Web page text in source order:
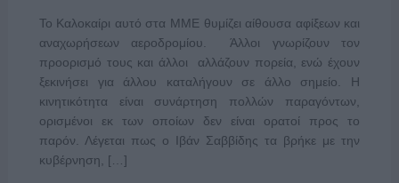
Το Καλοκαίρι αυτό στα ΜΜΕ θυμίζει αίθουσα αφίξεων και
αναχωρήσεων αεροδρομίου. Άλλοι γνωρίζουν τον
προορισμό τους και άλλοι αλλάζουν πορεία, ενώ έχουν
ξεκινήσει για άλλου καταλήγουν σε άλλο σημείο. Η
κινητικότητα είναι συνάρτηση πολλών παραγόντων,
ορισμένοι εκ των οποίων δεν είναι ορατοί προς το
παρόν. Λέγεται πως ο Ιβάν Σαββίδης τα βρήκε με την
κυβέρνηση, […]